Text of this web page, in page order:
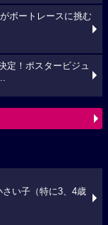
ボートレースに挑む
定！ポスタービジュ
い子（特に3、4歳